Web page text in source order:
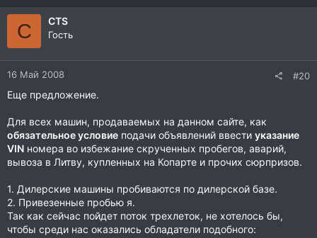
C CTS
Гость
16 Май 2008 #20
Еще предложение.
Для всех машин, продаваемых на данном сайте, как
обязательное условие подачи объявлений ввести указание
VIN номера во избежание скрученных пробегов, аварий,
вывоза в Литву, купленных на Копарте и прочих сюрпризов.
1. Дилерские машины пробиваются по дилерской базе.
2. Привезенные пробью я.
Так как сейчас пойдет поток трехлеток, не хотелось бы,
чтобы среди нас оказались обладатели подобного: